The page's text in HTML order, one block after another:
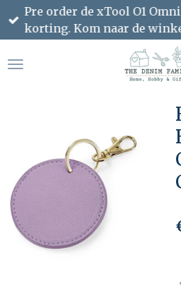
Ga
direct
de
Pre order de xTool O1
korting. Kom naar de